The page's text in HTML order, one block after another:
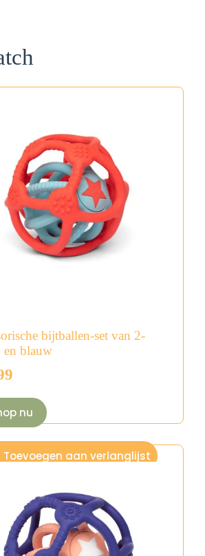
bijtballen-set van 2-
en blauw
nu
Toevoegen aan verlanglijst